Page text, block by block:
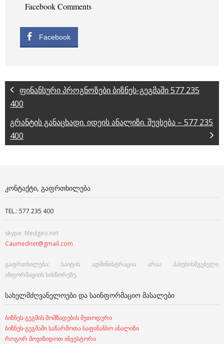
Facebook Comments
Facebook
ფინანსური პროგნოზები ბიზნეს-გეგმაში 577 235
400
გრანტის განაცხადი. იდეის ანალიზი. შევსება – 577 235
400
ᲙᲝᲜᲢᲐᲥᲢᲘ, ᲒᲐᲤᲠᲗᲮᲘᲚᲔᲑᲐ
TEL.: 577 235 400
skype: Medgeo.net
Caumednet@gmail.com
გაფრთხილება: საიტის ადმინისტრაცია არაა პასუხისმგებელი
ინფორმაციის სისწორეზე.
ᲡᲐᲮᲔᲚᲛᲫᲦᲕᲐᲜᲔᲚᲝᲔᲑᲘ ᲓᲐ ᲡᲐᲘᲜᲤᲝᲠᲛᲐᲪᲘᲝ ᲛᲐᲡᲐᲚᲔᲑᲘ
ბიზნეს-გეგმის მომზადების მეთოდური
ბიზნეს-გეგმაში საწარმოთა საფინანსო ანალიზი
როგორ მოვიზიდოთ ინვესტორი